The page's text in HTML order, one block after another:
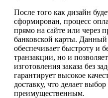
После того как дизайн
сформирован, процесс
прямо на сайте или через
банковской карты.
обеспечивает быстроту и
транзакции, но и
изготовления заказа без
гарантирует высокое
доставку, что делает
преимущественным.